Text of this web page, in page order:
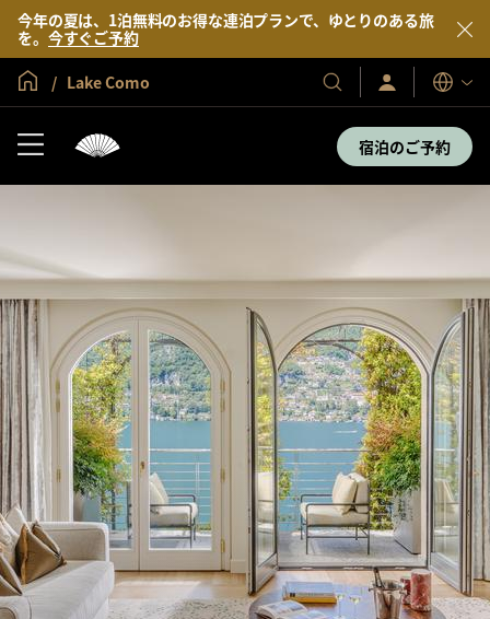
今年の夏は、1泊無料のお得な連泊プランで、ゆとりのある旅
を。 今すぐご予約
グローバル ホーム
Lake Como
当
社
ー
ト
サ
イ
ン
／
表
示
言
語
宿泊のご予約